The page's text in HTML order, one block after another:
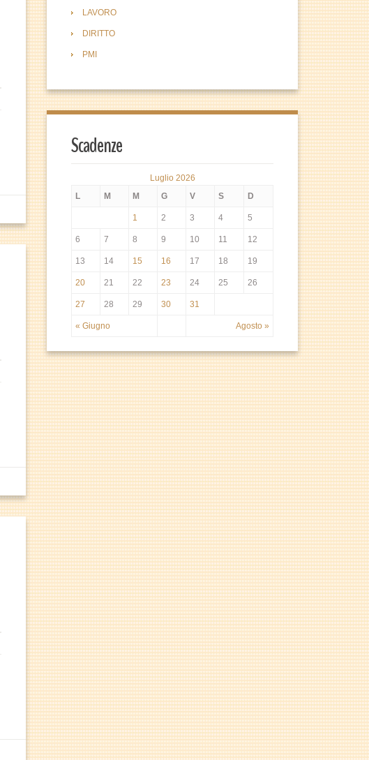
LAVORO
DIRITTO
PMI
Scadenze
Luglio 2026
L
M M G V S D
« Giugno Agosto »
1 2 3 4 5
6 7 8 9 10 11 12
13 14 15 16 17 18 19
20 21 22 23 24 25 26
27 28 29 30 31